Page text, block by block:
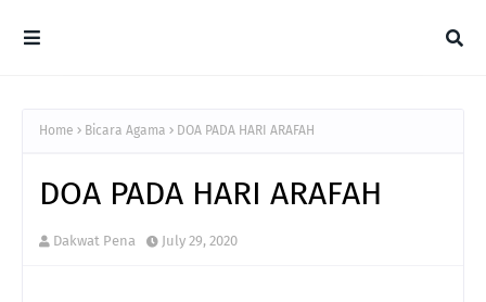
Home Bicara Agama DOA PADA HARI ARAFAH
DOA PADA HARI ARAFAH
Dakwat Pena July 29, 2020